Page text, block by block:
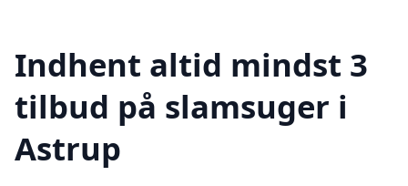
Indhent altid mindst 3
tilbud på slamsuger i
Astrup